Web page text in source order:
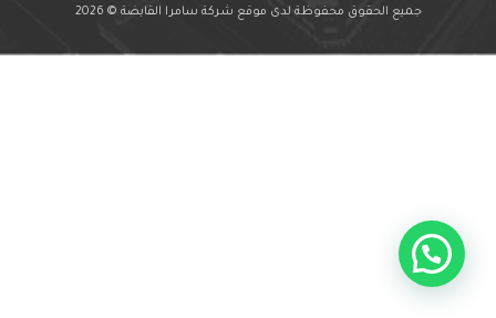
جميع الحقوق محفوظة لدى موقع شركة سامرا القابضة © 2026